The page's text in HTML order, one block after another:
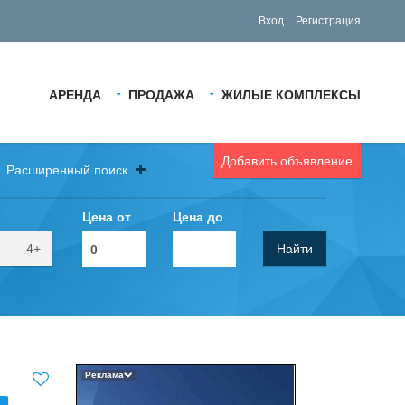
Вход Регистрация
АРЕНДА ПРОДАЖА ЖИЛЫЕ КОМПЛЕКСЫ
Добавить объявление
Расширенный поиск
4+
Цена от Цена до
Найти
Реклама